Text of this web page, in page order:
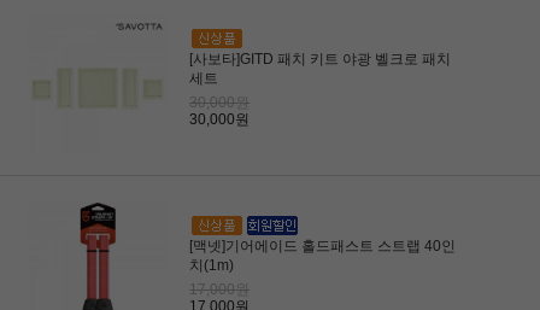
[사보타]GITD 패치 키트 야광 벨크로 패치
세트
30,000원
30,000원
[맥넷]기어에이드 홀드패스트 스트랩 40인
치(1m)
17,000원
17,000원